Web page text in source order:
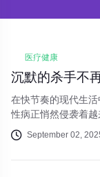
医疗健康
在快节奏的现代生活
性病正悄然侵袭着
为“沉默的杀手”，因
状，但长期的高血压
September 02,